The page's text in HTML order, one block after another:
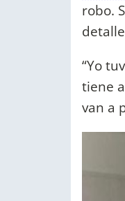
robo.
“Yo
tiene
van a